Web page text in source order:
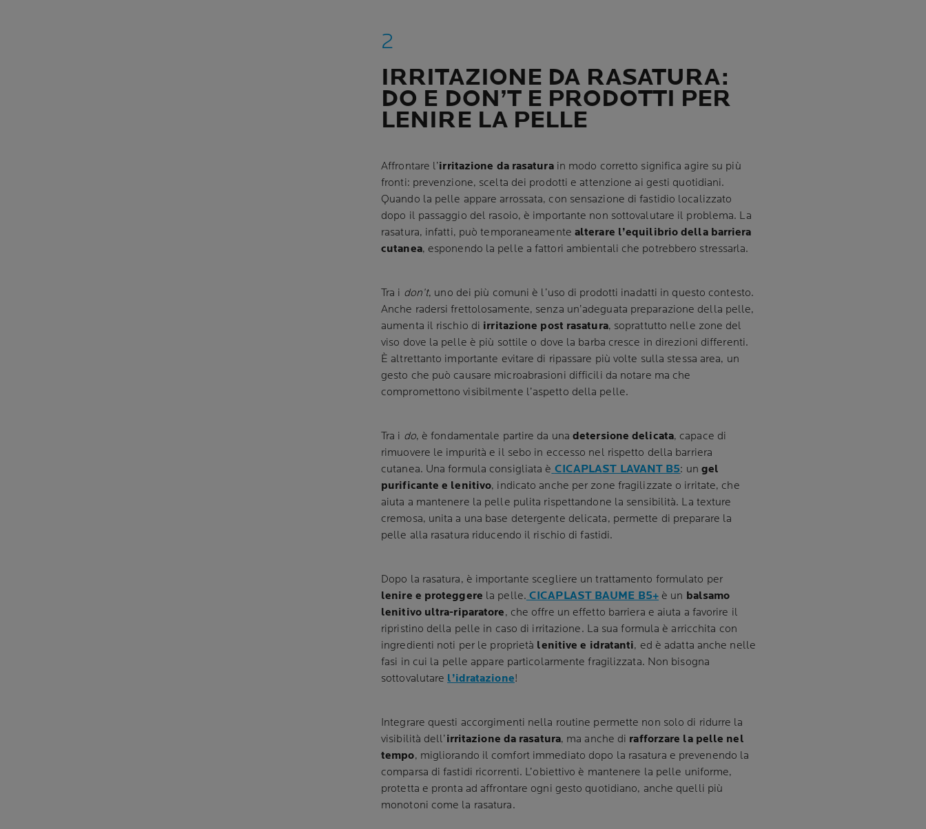
IRRITAZIONE DA RASATURA:
DO E DON’T E PRODOTTI PER
LENIRE LA PELLE
Affrontare l’irritazione da rasaturain modo corretto significa agire su più
fronti: prevenzione, scelta dei prodotti e attenzione ai gesti quotidiani.
Quando la pelle appare arrossata, con sensazione di fastidio localizzato
dopo il passaggio del rasoio, è importante non sottovalutare il problema. La
rasatura, infatti, può temporaneamente alterare l’equilibrio della barriera
cutanea, esponendo la pelle a fattori ambientali che potrebbero stressarla.
Tra i don’t, uno dei più comuni è l’uso di prodotti inadatti in questo contesto.
Anche radersi frettolosamente, senza un’adeguata preparazione della pelle,
aumenta il rischio di irritazione post rasatura, soprattutto nelle zone del
viso dove la pelle è più sottile o dove la barba cresce in direzioni differenti.
È altrettanto importante evitare di ripassare più volte sulla stessa area, un
gesto che può causare microabrasioni difficili da notare ma che
compromettono visibilmente l’aspetto della pelle.
Tra i do, è fondamentale partire da unadetersione delicata, capace di
rimuovere le impurità e il sebo in eccesso nel rispetto della barriera
cutanea. Una formula consigliata è CICAPLAST LAVANT B5: un gel
purificante e lenitivo, indicato anche per zone fragilizzate o irritate, che
aiuta a mantenere la pelle pulita rispettandone la sensibilità. La texture
cremosa, unita a una base detergente delicata, permette di preparare la
pelle alla rasatura riducendo il rischio di fastidi.
Dopo la rasatura, è importante scegliere un trattamento formulato per
lenire e proteggere la pelle. CICAPLAST BAUME B5+è un balsamo
lenitivo ultra-riparatore, che offre un effetto barriera e aiuta a favorire il
ripristino della pelle in caso di irritazione. La sua formula è arricchita con
ingredienti noti per le proprietà lenitive e idratanti, ed è adatta anche nelle
fasi in cui la pelle appare particolarmente fragilizzata. Non bisogna
sottovalutare l’idratazione!
Integrare questi accorgimenti nella routine permette non solo di ridurre la
visibilità dell’irritazione da rasatura, ma anche di rafforzare la pelle nel
tempo, migliorando il comfort immediato dopo la rasatura e prevenendo la
comparsa di fastidi ricorrenti. L’obiettivo è mantenere la pelle uniforme,
protetta e pronta ad affrontare ogni gesto quotidiano, anche quelli più
monotoni come la rasatura.